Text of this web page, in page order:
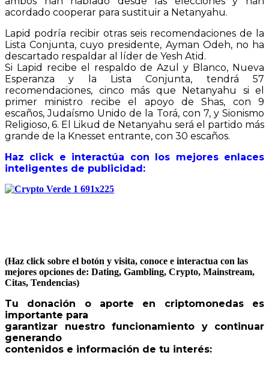
acordado cooperar para sustituir a Netanyahu.
Lapid podría recibir otras seis recomendaciones de la
Lista Conjunta, cuyo presidente, Ayman Odeh, no ha
descartado respaldar al líder de Yesh Atid.
Si Lapid recibe el respaldo de Azul y Blanco, Nueva
Esperanza y la Lista Conjunta, tendrá 57
recomendaciones, cinco más que Netanyahu si el
primer ministro recibe el apoyo de Shas, con 9
escaños, Judaísmo Unido de la Torá, con 7, y Sionismo
Religioso, 6. El Likud de Netanyahu será el partido más
grande de la Knesset entrante, con 30 escaños.
Haz click e interactúa con los mejores enlaces
inteligentes de publicidad:
(Haz click sobre el botón y visita, conoce e interactua con las
mejores opciones de: Dating, Gambling, Crypto, Mainstream,
Citas, Tendencias)
Tu donación o aporte en criptomonedas es
importante para
garantizar nuestro funcionamiento y continuar
generando
contenidos e información de tu interés: